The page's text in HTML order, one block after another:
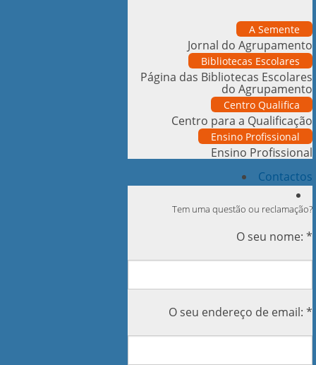
A Semente
Jornal do Agrupamento
Bibliotecas Escolares
Página das Bibliotecas Escolares
do Agrupamento
Centro Qualifica
Centro para a Qualificação
Ensino Profissional
Ensino Profissional
Contactos
Tem uma questão ou reclamação?
O seu nome: *
O seu endereço de email: *